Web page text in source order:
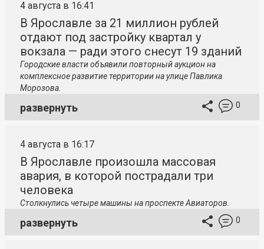
4 августа в 16:41
В Ярославле за 21 миллион рублей
отдают под застройку квартал у
вокзала — ради этого снесут 19 зданий
Городские власти объявили повторный аукцион на
комплексное развитие территории на улице Павлика
Морозова.
развернуть 0
4 августа в 16:17
В Ярославле произошла массовая
авария, в которой пострадали три
человека
Столкнулись четыре машины на проспекте Авиаторов.
развернуть 0